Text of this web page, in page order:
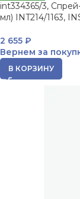
int334365/3,
мл) INT214/1163,
2 655 ₽
Вернем за
В КОРЗИНУ